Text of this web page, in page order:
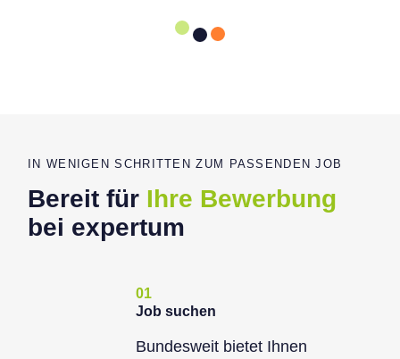
IN WENIGEN SCHRITTEN ZUM PASSENDEN JOB
Bereit für Ihre Bewerbung
bei expertum
01
Job suchen
Bundesweit bietet Ihnen